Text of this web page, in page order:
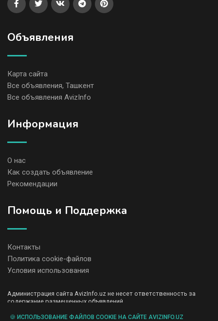
Объявления
Карта сайта
Все объявления, Ташкент
Все объявления AvizInfo
Информация
О нас
Как создать объявление
Рекомендации
Помощь и Поддержка
Контакты
Политика cookie-файлов
Условия использования
Администрация сайта AvizInfo.uz не несет ответственность за
содержание размещенных объявлений.
передаем и не продаем личную информацию зарегистрированных
🍪 ИСПОЛЬЗОВАНИЕ ФАЙЛОВ COOKIE НА САЙТЕ AVIZINFO.UZ